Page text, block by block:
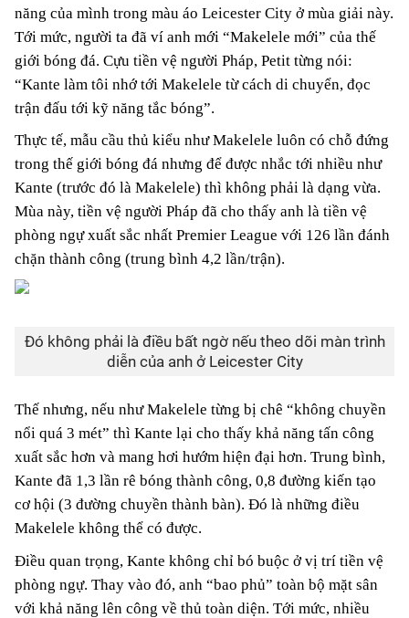
năng của mình trong màu áo Leicester City ở mùa giải này.
Tới mức, người ta đã ví anh mới “Makelele mới” của thế
giới bóng đá. Cựu tiền vệ người Pháp, Petit từng nói:
“Kante làm tôi nhớ tới Makelele từ cách di chuyển, đọc
trận đấu tới kỹ năng tắc bóng”.
Thực tế, mẫu cầu thủ kiểu như Makelele luôn có chỗ đứng
trong thế giới bóng đá nhưng để được nhắc tới nhiều như
Kante (trước đó là Makelele) thì không phải là dạng vừa.
Mùa này, tiền vệ người Pháp đã cho thấy anh là tiền vệ
phòng ngự xuất sắc nhất Premier League với 126 lần đánh
chặn thành công (trung bình 4,2 lần/trận).
Đó không phải là điều bất ngờ nếu theo dõi màn trình
diễn của anh ở Leicester City
Thế nhưng, nếu như Makelele từng bị chê “không chuyền
nổi quá 3 mét” thì Kante lại cho thấy khả năng tấn công
xuất sắc hơn và mang hơi hướm hiện đại hơn. Trung bình,
Kante đã 1,3 lần rê bóng thành công, 0,8 đường kiến tạo
cơ hội (3 đường chuyền thành bàn). Đó là những điều
Makelele không thể có được.
Điều quan trọng, Kante không chỉ bó buộc ở vị trí tiền vệ
phòng ngự. Thay vào đó, anh “bao phủ” toàn bộ mặt sân
với khả năng lên công về thủ toàn diện. Tới mức, nhiều